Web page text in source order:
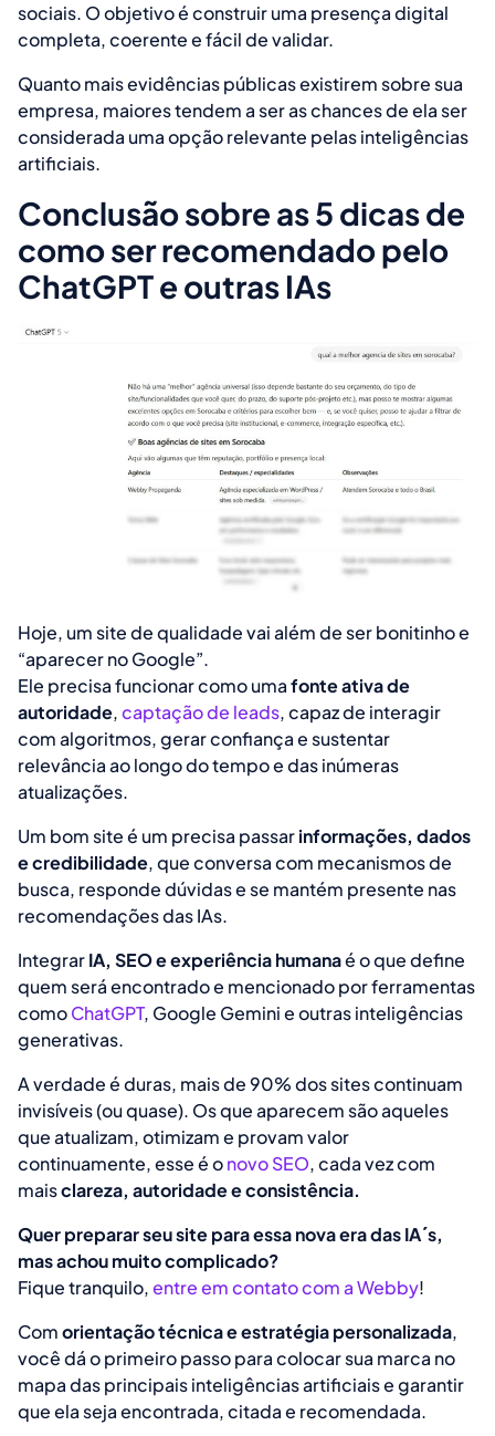
sociais. O objetivo é construir uma presença digital
completa, coerente e fácil de validar.
Quanto mais evidências públicas existirem sobre sua
empresa, maiores tendem a ser as chances de ela ser
considerada uma opção relevante pelas inteligências
artificiais.
Conclusão sobre as 5 dicas de
como ser recomendado pelo
ChatGPT e outras IAs
Hoje, um site de qualidade vai além de ser bonitinho e
“aparecer no Google”.
Ele precisa funcionar como umafonte ativa de
autoridade,captação de leads, capaz de interagir
com algoritmos, gerar confiança e sustentar
relevância ao longo do tempo e das inúmeras
atualizações.
Um bom site é um precisa passarinformações, dados
e credibilidade, que conversa com mecanismos de
busca, responde dúvidas e se mantém presente nas
recomendações das IAs.
IntegrarIA, SEO e experiência humanaé o que define
quem será encontrado e mencionado por ferramentas
comoChatGPT, Google Gemini e outras inteligências
generativas.
A verdade é duras, mais de 90% dos sites continuam
invisíveis (ou quase). Os que aparecem são aqueles
que atualizam, otimizam e provam valor
continuamente, esse é onovo SEO, cada vez com
maisclareza, autoridade e consistência.
Quer preparar seu site para essa nova era das IA´s,
mas achou muito complicado?
Fique tranquilo,entre em contato com a Webby!
Comorientação técnica e estratégia personalizada,
você dá o primeiro passo para colocar sua marca no
mapa das principais inteligências artificiais e garantir
que ela seja encontrada, citada e recomendada.